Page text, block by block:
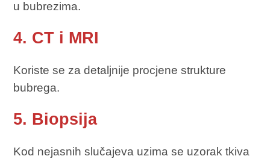
u bubrezima.
4. CT i MRI
Koriste se za detaljnije procjene strukture
bubrega.
5. Biopsija
Kod nejasnih slučajeva uzima se uzorak tkiva